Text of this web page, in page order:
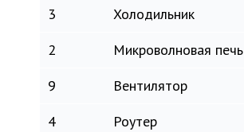
3
Холодильник
2
Микроволновая печь
9
Вентилятор
4
Роутер